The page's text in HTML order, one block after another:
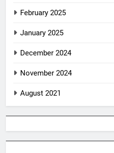
February 2025
January 2025
December 2024
November 2024
August 2021